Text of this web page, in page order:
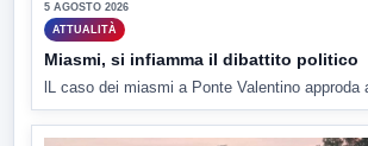
5 AGOSTO 2026
ATTUALITÀ
Miasmi, si infiamma il dibattito politico
lL caso dei miasmi a Ponte Valentino approda